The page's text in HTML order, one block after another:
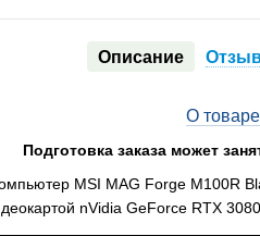
Описание
О товаре
Подготовка заказа может
MSI MAG Forge M100R
nVidia GeForce RTX